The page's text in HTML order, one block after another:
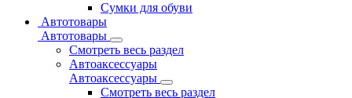
Сумки для обуви
Автотовары
Автотовары
Смотреть весь раздел
Автоаксессуары
Автоаксессуары
Смотреть весь раздел